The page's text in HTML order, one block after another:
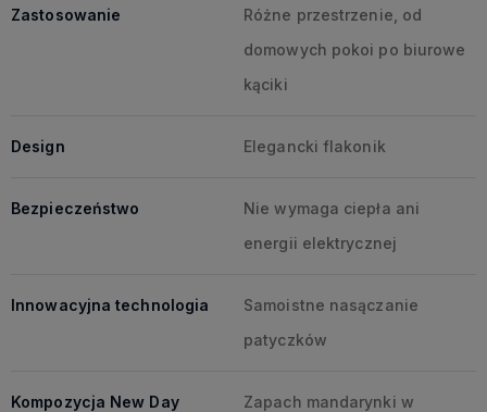
Zastosowanie
Różne przestrzenie, od
domowych pokoi po biurowe
kąciki
Design Elegancki flakonik
Bezpieczeństwo
Nie wymaga ciepła ani
energii elektrycznej
Innowacyjna technologia
Samoistne nasączanie
patyczków
Kompozycja New Day
Zapach mandarynki w